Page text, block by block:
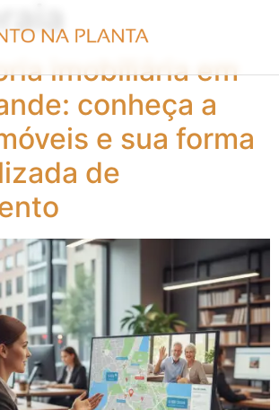
imobiliária em
conheça a
e sua forma
de